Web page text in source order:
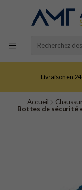
Livraison en
Accueil
Bottes de sécurité